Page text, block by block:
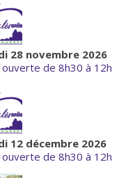
28 novembre 2026
ouverte de 8h30 à 12h
12 décembre 2026
ouverte de 8h30 à 12h